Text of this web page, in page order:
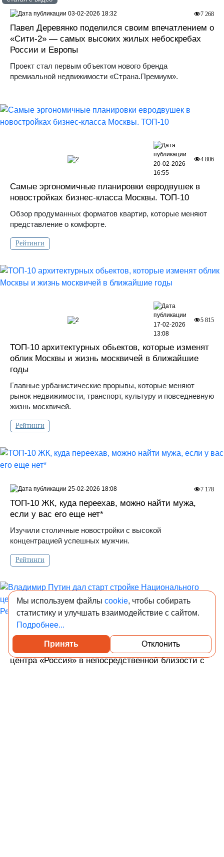
Павел Деревянко поделился своим впечатлением о
«Сити-2» — самых высоких жилых небоскребах
России и Европы
Проект стал первым объектом нового бренда
премиальной недвижимости «Страна.Премиум».
7 268
03-02-2026 18:32
Самые эргономичные планировки евродвушек в
новостройках бизнес-класса Москвы. ТОП-10
Обзор продуманных форматов квартир, которые меняют
представление о комфорте.
Рейтинги
2 4 806
20-02-2026
16:55
ТОП-10 архитектурных обьектов, которые изменят
облик Москвы и жизнь москвичей в ближайшие
годы
Главные урбанистические прорывы, которые меняют
рынок недвижимости, транспорт, культуру и повседневную
жизнь москвичей.
Рейтинги
2 5 815
17-02-2026
13:08
ТОП-10 ЖК, куда переехав, можно найти мужа,
если у вас его еще нет*
Изучили столичные новостройки с высокой
концентрацией успешных мужчин.
Рейтинги
7 178
25-02-2026 18:08
Владимир Путин дал старт стройке Национального
центра «Россия» в непосредственной близости с
2 327
02-04-2026 15:31
Мы используем файлы cookie, чтобы собирать
статистику и улучшать взаимодействие с сайтом.
Подробнее...
Принять Отклонить